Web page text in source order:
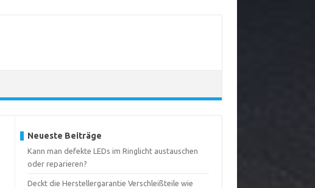
Neueste Beiträge
Kann man defekte LEDs im Ringlicht austauschen
oder reparieren?
Deckt die Herstellergarantie Verschleißteile wie